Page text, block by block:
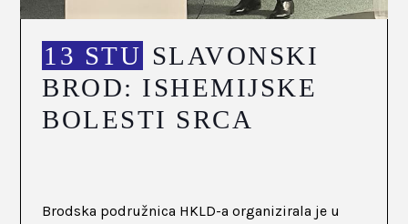
13 STU SLAVONSKI
BROD: ISHEMIJSKE
BOLESTI SRCA
Brodska podružnica HKLD-a organizirala je u